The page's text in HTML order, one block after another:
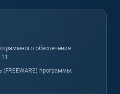
обеспечения
(FREEWARE) программы: